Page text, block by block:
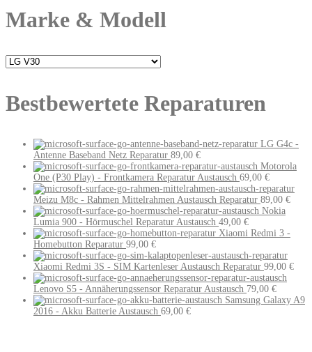
Marke & Modell
Bestbewertete Reparaturen
LG G4c -
Antenne Baseband Netz Reparatur 89,00 €
Motorola
One (P30 Play) - Frontkamera Reparatur Austausch 69,00 €
Meizu M8c - Rahmen Mittelrahmen Austausch Reparatur 89,00 €
Nokia
Lumia 900 - Hörmuschel Reparatur Austausch 49,00 €
Xiaomi Redmi 3 -
Homebutton Reparatur 99,00 €
Xiaomi Redmi 3S - SIM Kartenleser Austausch Reparatur 99,00 €
Lenovo S5 - Annäherungssensor Reparatur Austausch 79,00 €
Samsung Galaxy A9
2016 - Akku Batterie Austausch 69,00 €